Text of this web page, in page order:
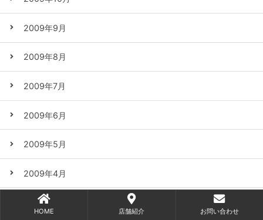
2009年9月
2009年8月
2009年7月
2009年6月
2009年5月
2009年4月
2009年3月
HOME 店舗紹介 お問い合わせ